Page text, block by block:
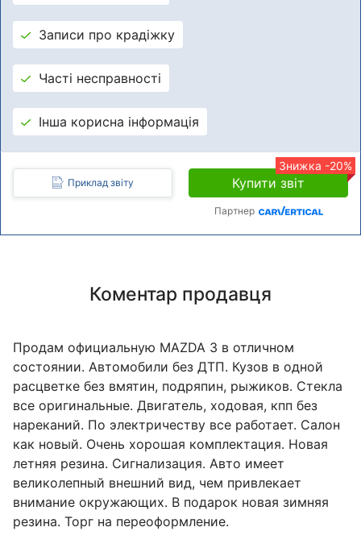
Записи про крадіжку
Часті несправності
Інша корисна інформація
Приклад звіту
Знижка -20%
Купити звіт
Партнер
Коментар продавця
Продам официальную MAZDA 3 в отличном
состоянии. Автомобили без ДТП. Кузов в одной
расцветке без вмятин, подряпин, рыжиков. Стекла
все оригинальные. Двигатель, ходовая, кпп без
нареканий. По электричеству все работает. Салон
как новый. Очень хорошая комплектация. Новая
летняя резина. Сигнализация. Авто имеет
великолепный внешний вид, чем привлекает
внимание окружающих. В подарок новая зимняя
резина. Торг на переоформление.